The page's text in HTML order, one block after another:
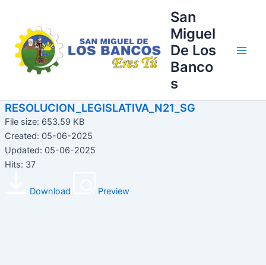
contenido
San
Miguel
De Los
Banco
s
RESOLUCION_LEGISLATIVA_N21_SG
File size: 653.59 KB
Created: 05-06-2025
Updated: 05-06-2025
Hits: 37
Download Preview